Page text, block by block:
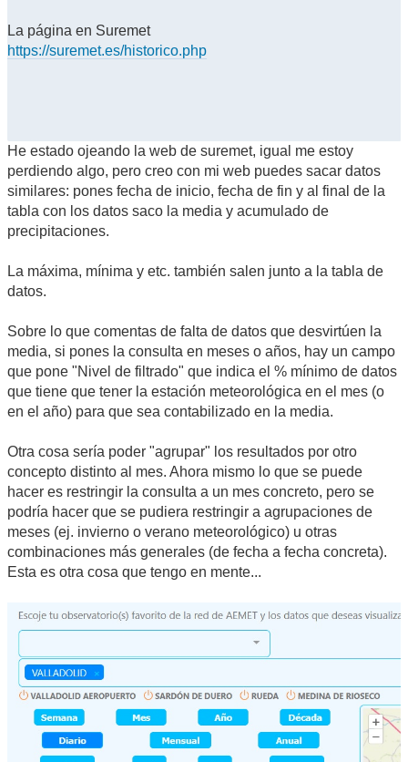
La página en Suremet
https://suremet.es/historico.php
He estado ojeando la web de suremet, igual me estoy
perdiendo algo, pero creo con mi web puedes sacar datos
similares: pones fecha de inicio, fecha de fin y al final de la
tabla con los datos saco la media y acumulado de
precipitaciones.
La máxima, mínima y etc. también salen junto a la tabla de
datos.
Sobre lo que comentas de falta de datos que desvirtúen la
media, si pones la consulta en meses o años, hay un campo
que pone "Nivel de filtrado" que indica el % mínimo de datos
que tiene que tener la estación meteorológica en el mes (o
en el año) para que sea contabilizado en la media.
Otra cosa sería poder "agrupar" los resultados por otro
concepto distinto al mes. Ahora mismo lo que se puede
hacer es restringir la consulta a un mes concreto, pero se
podría hacer que se pudiera restringir a agrupaciones de
meses (ej. invierno o verano meteorológico) u otras
combinaciones más generales (de fecha a fecha concreta).
Esta es otra cosa que tengo en mente...